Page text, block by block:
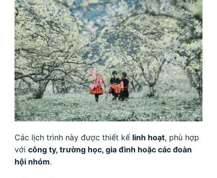
Các lịch trình này được thiết kế linh hoạt, phù hợp
với công ty, trường học, gia đình hoặc các đoàn
hội nhóm.